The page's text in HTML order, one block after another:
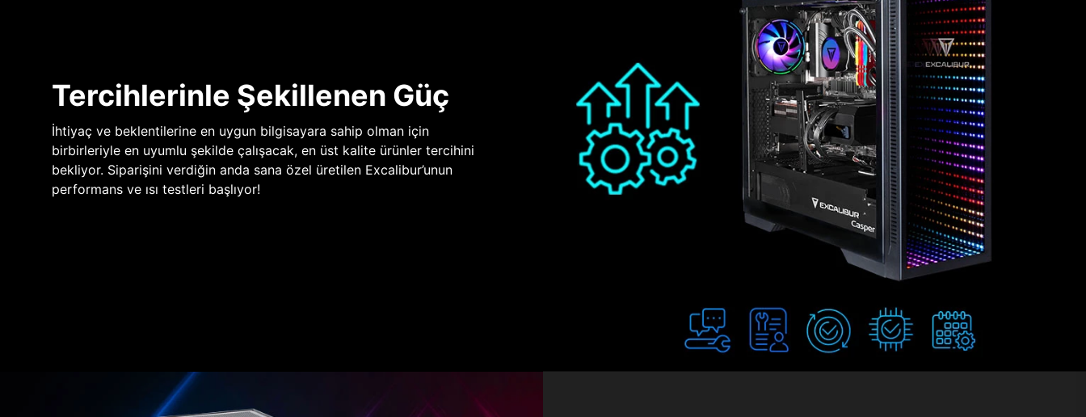
Tercihlerinle Şekillenen Güç
İhtiyaç ve beklentilerine en uygun bilgisayara sahip olman için
birbirleriyle en uyumlu şekilde çalışacak, en üst kalite ürünler tercihini
bekliyor. Siparişini verdiğin anda sana özel üretilen Excalibur’unun
performans ve ısı testleri başlıyor!